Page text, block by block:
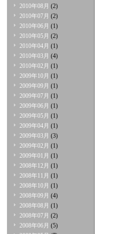
2010年08月 (2)
2010年07月 (2)
2010年06月 (1)
2010年05月 (2)
2010年04月 (1)
2010年03月 (4)
2010年02月 (1)
2009年10月 (1)
2009年09月 (1)
2009年07月 (1)
2009年06月 (1)
2009年05月 (1)
2009年04月 (1)
2009年03月 (3)
2009年02月 (1)
2009年01月 (1)
2008年12月 (1)
2008年11月 (1)
2008年10月 (1)
2008年09月 (4)
2008年08月 (1)
2008年07月 (2)
2008年06月 (5)